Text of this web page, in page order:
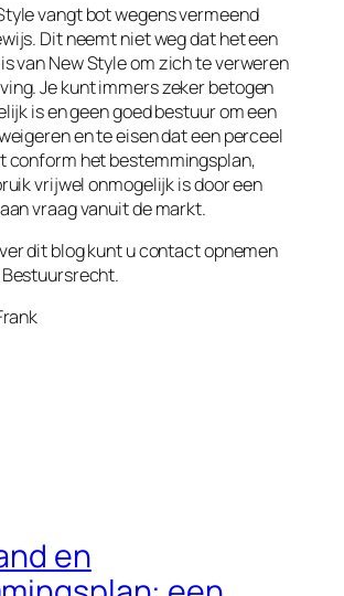
vangt bot wegens vermeend
Dit neemt niet weg dat het een
van New Style om zich te verweren
Je kunt immers zeker betogen
is en geen goed bestuur om een
en te eisen dat een perceel
conform het bestemmingsplan,
vrijwel onmogelijk is door een
vraag vanuit de markt.
dit blog kunt u contact opnemen
en